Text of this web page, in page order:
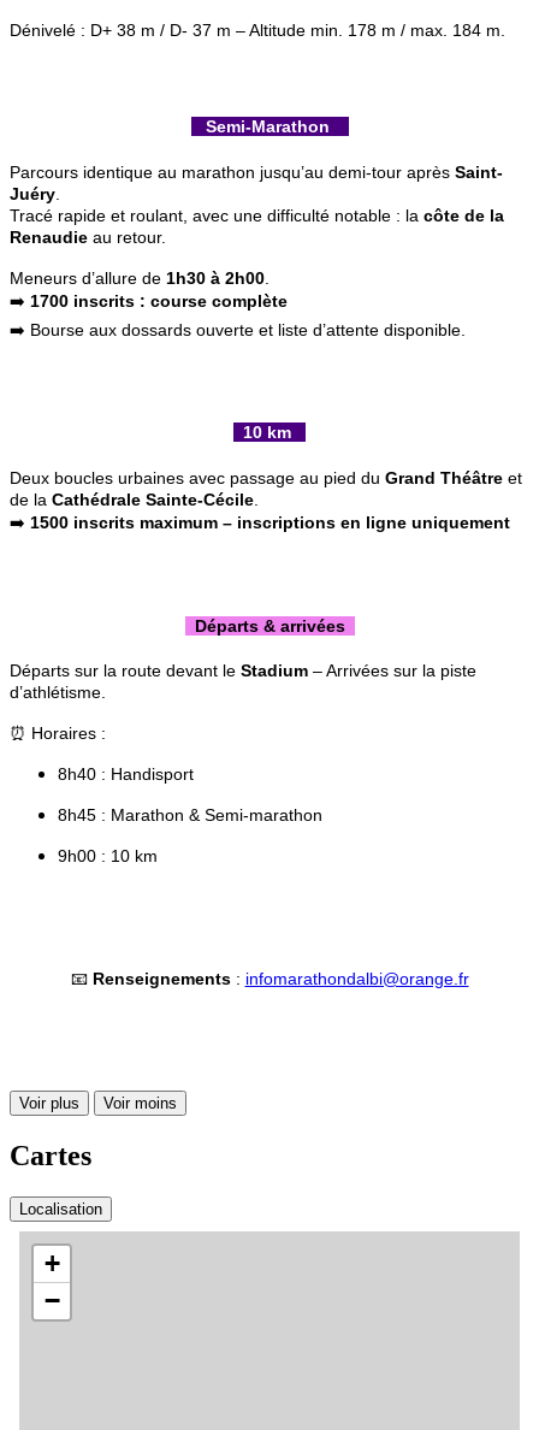
Dénivelé : D+ 38 m / D- 37 m – Altitude min. 178 m / max. 184 m.
Semi-Marathon
Parcours identique au marathon jusqu’au demi-tour après Saint-
Juéry
Tracé rapide et roulant, avec une difficulté notable : la côte de la
Renaudie au retour.
Meneurs d’allure de 1h30 à 2h00
➡️ 1700 inscrits : course complète
➡️ Bourse aux dossards ouverte et liste d’attente disponible.
10 km
Deux boucles urbaines avec passage au pied du Grand Théâtre et
de la Cathédrale Sainte-Cécile
➡️ 1500 inscrits maximum – inscriptions en ligne uniquement
Départs & arrivées
Départs sur la route devant le Stadium – Arrivées sur la piste
d’athlétisme.
⏰ Horaires :
8h40 : Handisport
8h45 : Marathon & Semi-marathon
9h00 : 10 km
📧 Renseignements: infomarathondalbi@orange.fr
Voir plus Voir moins
Cartes
Localisation